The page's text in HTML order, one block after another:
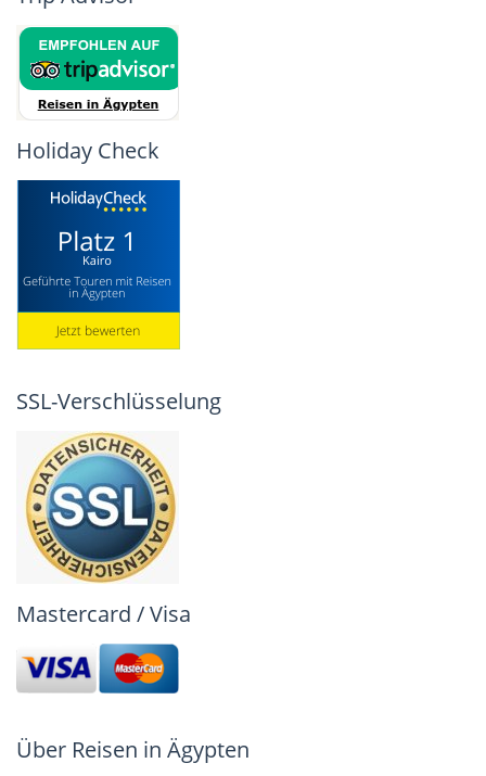
Holiday Check
SSL-Verschlüsselung
Mastercard / Visa
Über Reisen in Ägypten